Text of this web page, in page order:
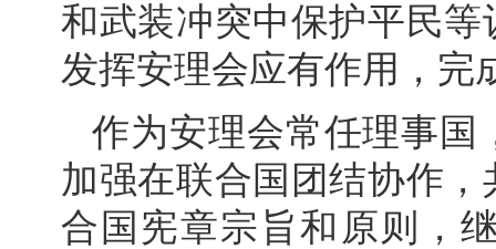
和武装冲突中保护平民
发挥安理会应有作用，完
作为安理会常任理事国
加强在联合国团结协作
合国宪章宗旨和原则，